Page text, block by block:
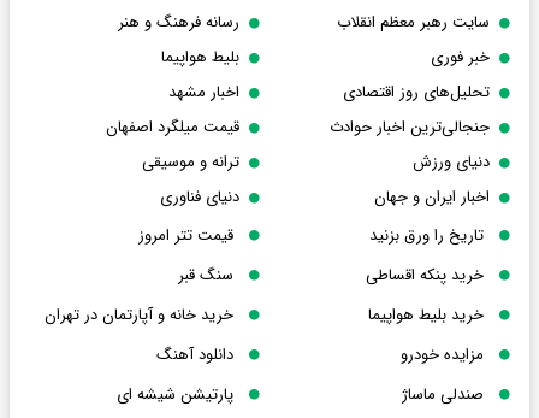
سایت رهبر معظم انقلاب
رسانه فرهنگ و هنر
خبر فوری
بلیط هواپیما
تحلیل‌های روز اقتصادی
اخبار مشهد
جنجالی‌ترین اخبار حوادث
قیمت میلگرد اصفهان
دنیای ورزش
ترانه و موسیقی
اخبار ایران و جهان
دنیای فناوری
تاریخ را ورق بزنید
قیمت تتر امروز
خرید پنکه اقساطی
سنگ قبر
خرید بلیط هواپیما
خرید خانه و آپارتمان در تهران
مزایده خودرو
دانلود آهنگ
صندلی ماساژ
پارتیشن شیشه ای